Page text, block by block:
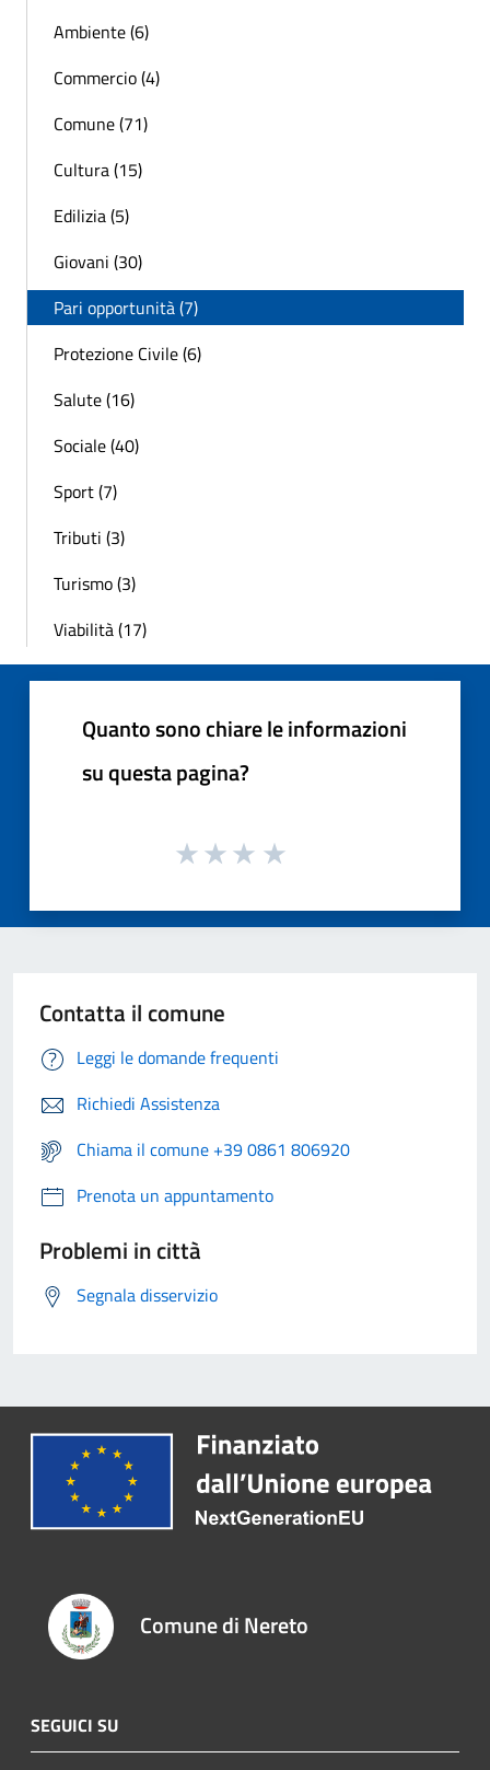
Ambiente (6)
Commercio (4)
Comune (71)
Cultura (15)
Edilizia (5)
Giovani (30)
Pari opportunità (7)
Protezione Civile (6)
Salute (16)
Sociale (40)
Sport (7)
Tributi (3)
Turismo (3)
Viabilità (17)
Quanto sono chiare le informazioni
su questa pagina?
Contatta il comune
Leggi le domande frequenti
Richiedi Assistenza
Chiama il comune +39 0861 806920
Prenota un appuntamento
Problemi in città
Segnala disservizio
Comune di Nereto
SEGUICI SU